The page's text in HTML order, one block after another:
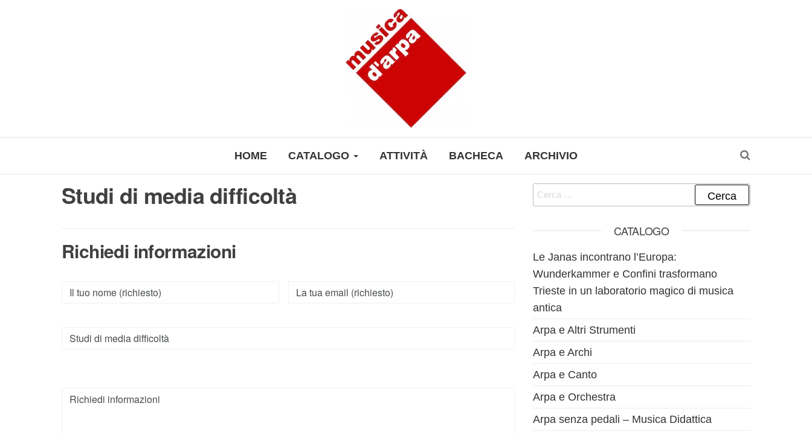
HOME CATALOGO ATTIVITÀ BACHECA ARCHIVIO
Studi di media difficoltà
Richiedi informazioni
Ricerca per:
CATALOGO
Le Janas incontrano l’Europa:
Wunderkammer e Confini trasformano
Trieste in un laboratorio magico di musica
antica
Arpa e Altri Strumenti
Arpa e Archi
Arpa e Canto
Arpa e Orchestra
Arpa senza pedali – Musica Didattica